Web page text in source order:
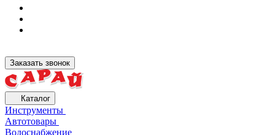
Заказать звонок
Каталог
Инструменты
Автотовары
Водоснабжение